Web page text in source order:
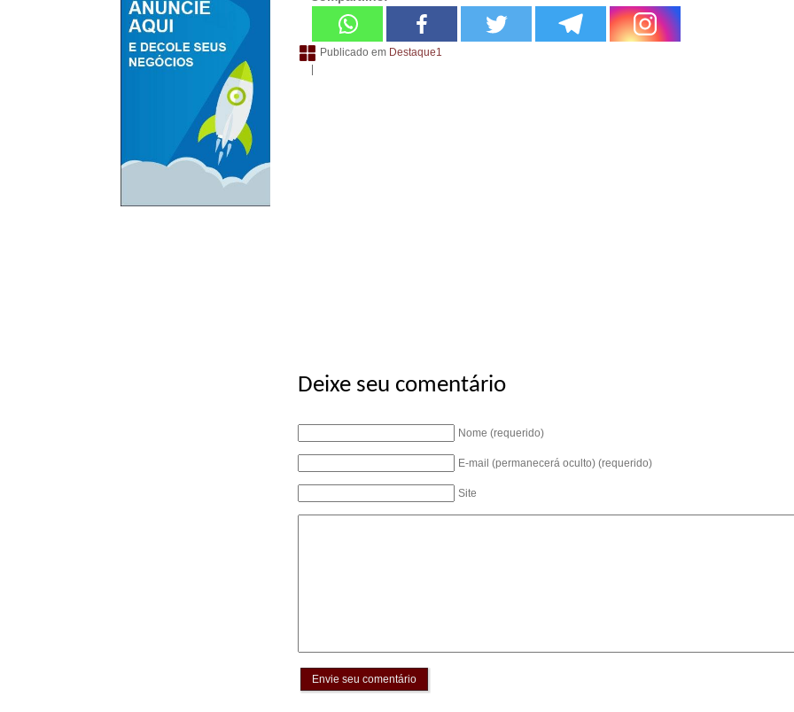
Publicado em Destaque1
|
Deixe seu comentário
Nome (requerido)
E-mail (permanecerá oculto) (requerido)
Site
Envie seu comentário